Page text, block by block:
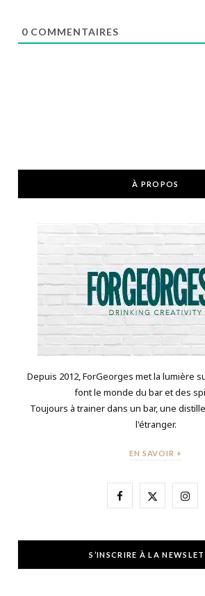
0 COMMENTAIRES
À PROPOS
Depuis 2012, ForGeorges met la lumière
font le monde du bar et des
Toujours à trainer dans un bar, une
l'étranger.
EN SAVOIR +
F
e
X
w
I
t
S’INSCRIRE À LA